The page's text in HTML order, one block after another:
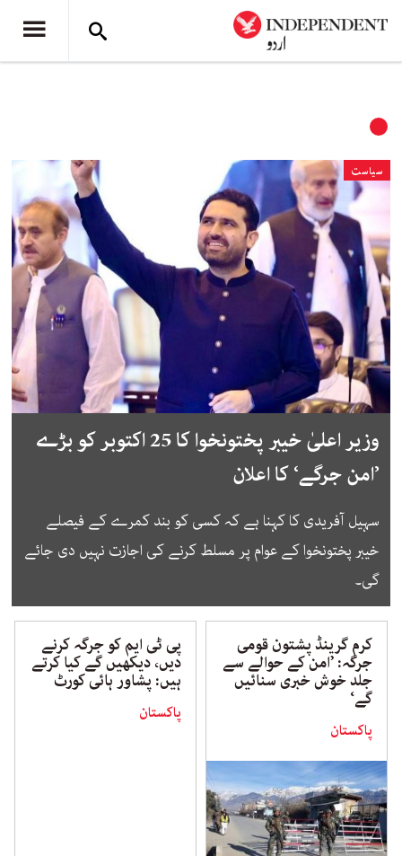
سیاست
وزیر اعلیٰ خیبر پختونخوا کا 25 اکتوبر کو بڑے
’امن جرگے‘ کا اعلان
سہیل آفریدی کا کہنا ہے کہ کسی کو بند کمرے کے فیصلے
خیبر پختونخوا کے عوام پر مسلط کرنے کی اجازت نہیں دی جائے
گی۔
کرم گرینڈ پشتون قومی
جرگہ: ’امن کے حوالے سے
جلد خوش خبری سنائیں
گے‘
پاکستان
پی ٹی ایم کو جرگہ کرنے
دیں، دیکھیں گے کیا کرتے
ہیں: پشاور ہائی کورٹ
پاکستان